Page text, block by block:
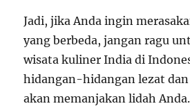
Jadi, jika Anda ingin
yang berbeda, jangan ragu
wisata kuliner India di
hidangan-hidangan lezat
akan memanjakan lidah Anda.